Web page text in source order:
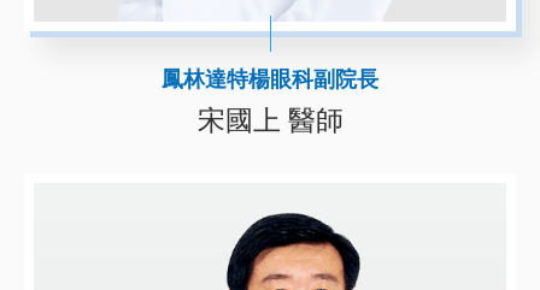
鳳林達特楊眼科副院長
宋國上 醫師